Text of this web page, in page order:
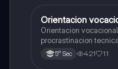
Ciencias Sociales
Orientacion
Orientacion
procrastinacion
5° Sec 421 11